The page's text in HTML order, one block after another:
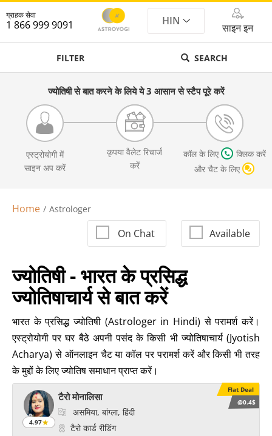
ग्राहक सेवा
1 866 999 9091 HIN
साइन इन
FILTER SEARCH
ज्योतिषी से बात करने के लिये ये 3 आसान से स्टैप पूरे करें
एस्ट्रोयोगी में
साइन अप करें
कृपया वैलेट रिचार्ज
करें
कॉल के लिए
क्लिक करें
और चैट के लिए
Home Astrologer
On Chat Available
ज्योतिषी - भारत के प्रसिद्ध
ज्योतिषाचार्य से बात करें
भारत के प्रसिद्ध ज्योतिषी (Astrologer in Hindi) से परामर्श करें।
एस्ट्रोयोगी पर घर बैठे अपनी पसंद के किसी भी ज्योतिषाचार्य (Jyotish
Acharya) से ऑनलाइन चैट या कॉल पर परामर्श करें और किसी भी तरह
के मुद्दों के लिए ज्योतिष समाधान प्राप्त करें।
Flat Deal
@0.4$
4.97
टैरो मोनालिसा
असमिया, बांग्ला, हिंदी
टैरो कार्ड रीडिंग